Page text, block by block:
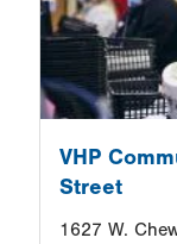
VHP
Street
1627 W.